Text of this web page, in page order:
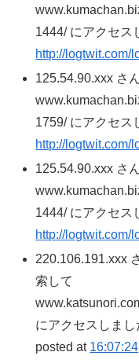
1444/ にアクセス
http://logtwit.com/
125.54.90.xxx さ
1759/ にアクセス
http://logtwit.com/
125.54.90.xxx さ
1444/ にアクセス
http://logtwit.com/
220.106.191.xxx
索して
にアクセスしまし
posted at 16:07:24